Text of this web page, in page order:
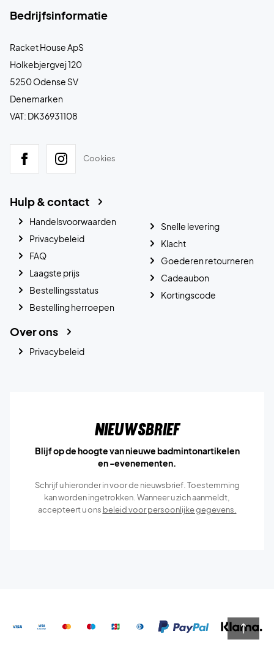
Bedrijfsinformatie
Racket House ApS
Holkebjergvej 120
5250 Odense SV
Denemarken
VAT: DK36931108
Cookies
Hulp & contact
Handelsvoorwaarden
Privacybeleid
FAQ
Laagste prijs
Bestellingsstatus
Bestelling herroepen
Snelle levering
Klacht
Goederen retourneren
Cadeaubon
Kortingscode
Over ons
Privacybeleid
Nieuwsbrief
Blijf op de hoogte van nieuwe badmintonartikelen
en -evenementen.
Schrijf u hieronder in voor de nieuwsbrief. Toestemming
kan worden ingetrokken. Wanneer u zich aanmeldt,
accepteert u ons beleid voor persoonlijke gegevens.